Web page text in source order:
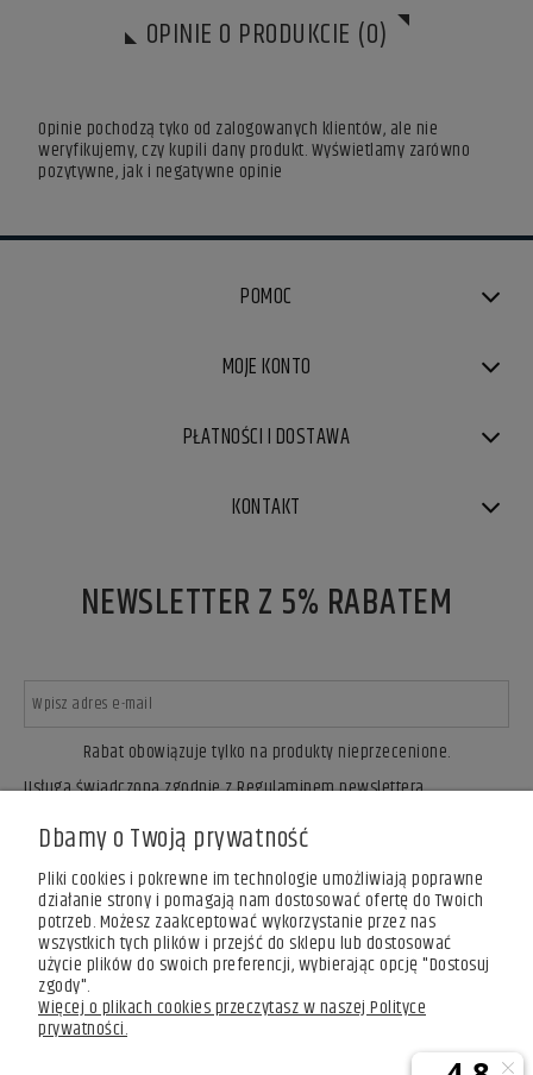
OPINIE O PRODUKCIE (0)
Opinie pochodzą tyko od zalogowanych klientów, ale nie
weryfikujemy, czy kupili dany produkt. Wyświetlamy zarówno
pozytywne, jak i negatywne opinie
POMOC
MOJE KONTO
PŁATNOŚCI I DOSTAWA
KONTAKT
NEWSLETTER Z 5% RABATEM
Rabat obowiązuje tylko na produkty nieprzecenione.
ZAPISZ SIĘ
Usługa świadczona zgodnie z Regulaminem newslettera.
Dbamy o Twoją prywatność
Pliki cookies i pokrewne im technologie umożliwiają poprawne
działanie strony i pomagają nam dostosować ofertę do Twoich
potrzeb. Możesz zaakceptować wykorzystanie przez nas
wszystkich tych plików i przejść do sklepu lub dostosować
użycie plików do swoich preferencji, wybierając opcję "Dostosuj
zgody".
Więcej o plikach cookies przeczytasz w naszej Polityce
prywatności.